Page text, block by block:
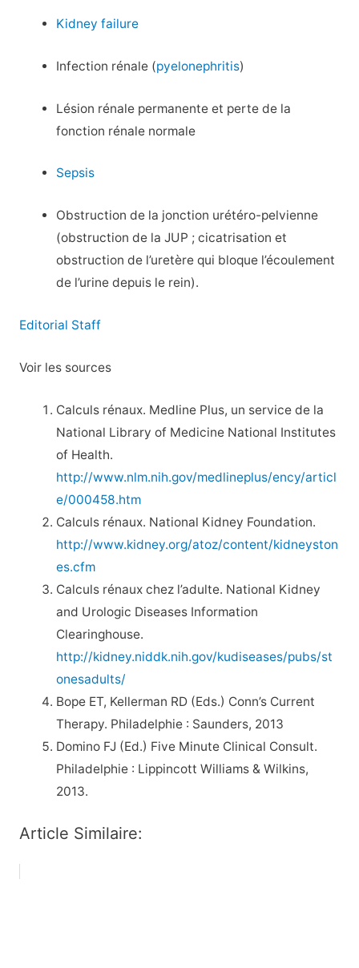
Kidney failure
Infection rénale (pyelonephritis)
Lésion rénale permanente et perte de la
fonction rénale normale
Sepsis
Obstruction de la jonction urétéro-pelvienne
(obstruction de la JUP ; cicatrisation et
obstruction de l’uretère qui bloque l’écoulement
de l’urine depuis le rein).
Editorial Staff
Voir les sources
Calculs rénaux. Medline Plus, un service de la
National Library of Medicine National Institutes
of Health.
http://www.nlm.nih.gov/medlineplus/ency/articl
e/000458.htm
Calculs rénaux. National Kidney Foundation.
http://www.kidney.org/atoz/content/kidneyston
es.cfm
Calculs rénaux chez l’adulte. National Kidney
and Urologic Diseases Information
Clearinghouse.
http://kidney.niddk.nih.gov/kudiseases/pubs/st
onesadults/
Bope ET, Kellerman RD (Eds.) Conn’s Current
Therapy. Philadelphie : Saunders, 2013
Domino FJ (Ed.) Five Minute Clinical Consult.
Philadelphie : Lippincott Williams & Wilkins,
2013.
Article Similaire: